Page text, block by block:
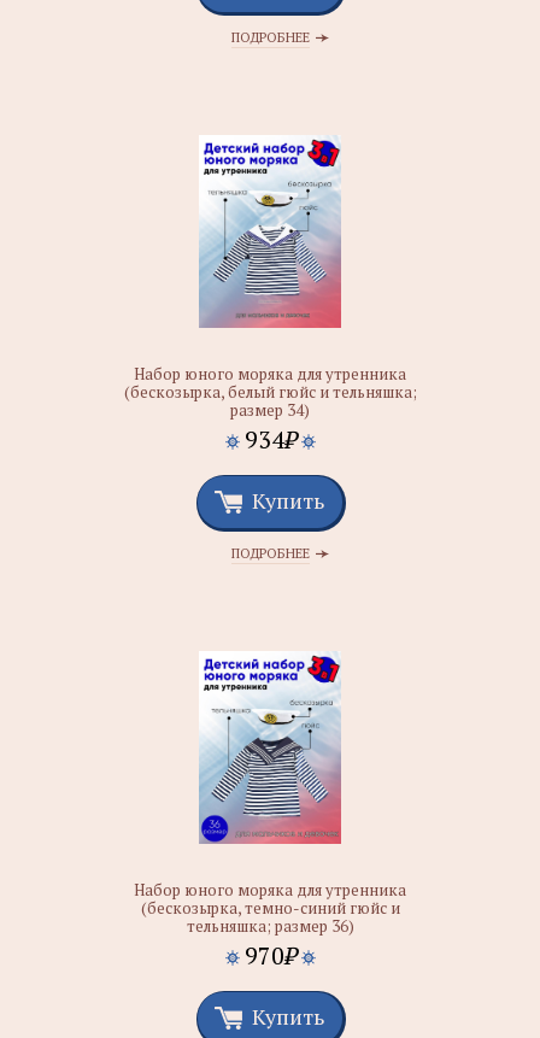
ПОДРОБНЕЕ
Набор юного моряка для утренника
(бескозырка, белый гюйс и тельняшка;
размер 34)
934₽
Купить
ПОДРОБНЕЕ
Набор юного моряка для утренника
(бескозырка, темно-синий гюйс и
тельняшка; размер 36)
970₽
Купить